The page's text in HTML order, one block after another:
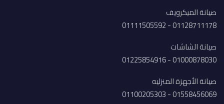
صيانة الميكرويف
01128711178 - 01111505592
صيانة الشاشات
01000878030 - 01225854916
صيانة الأجهزة المنزليه
01558456069 - 01100205303